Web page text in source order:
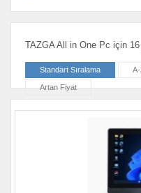
TAZGA All in One Pc için
Standart Sıralama
Artan Fiyat